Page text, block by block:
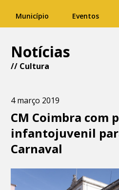
Município Eventos
Notícias
// Cultura
4 março 2019
CM Coimbra com
infantojuvenil
Carnaval